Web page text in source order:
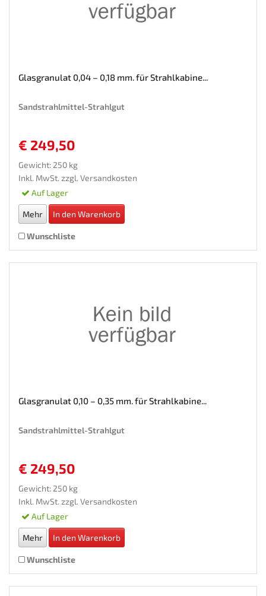
Glasgranulat 0,04 – 0,18 mm. für Strahlkabine...
Sandstrahlmittel-Strahlgut
€ 249,50
Gewicht: 250 kg
Inkl. MwSt. zzgl. Versandkosten
Auf Lager
Mehr In den Warenkorb
Wunschliste
Glasgranulat 0,10 – 0,35 mm. für Strahlkabine...
Sandstrahlmittel-Strahlgut
€ 249,50
Gewicht: 250 kg
Inkl. MwSt. zzgl. Versandkosten
Auf Lager
Mehr In den Warenkorb
Wunschliste